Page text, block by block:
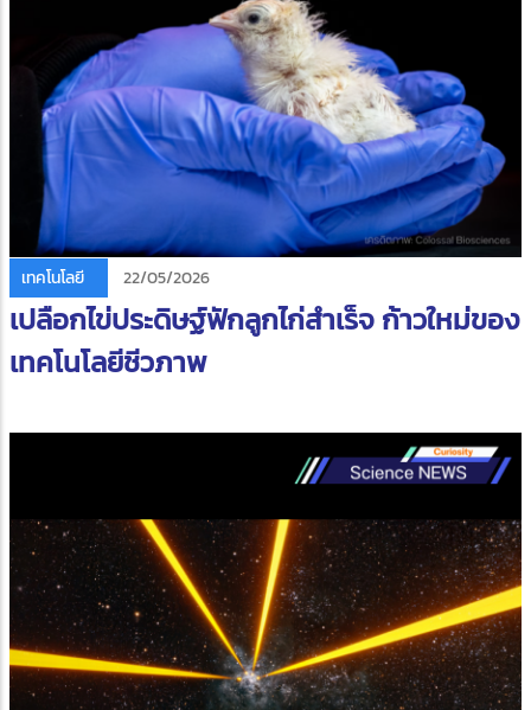
เทคโนโลยี 22/05/2026
เปลือกไข่ประดิษฐ์ฟักลูกไก่สำเร็จ ก้าวใหม่ของ
เทคโนโลยีชีวภาพ